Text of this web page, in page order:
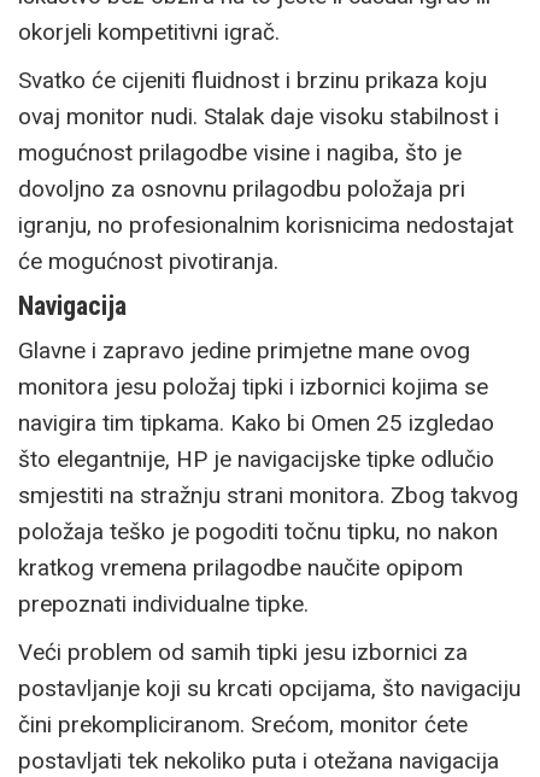
okorjeli kompetitivni igrač.
Svatko će cijeniti fluidnost i brzinu prikaza koju
ovaj monitor nudi. Stalak daje visoku stabilnost i
mogućnost prilagodbe visine i nagiba, što je
dovoljno za osnovnu prilagodbu položaja pri
igranju, no profesionalnim korisnicima nedostajat
će mogućnost pivotiranja.
Navigacija
Glavne i zapravo jedine primjetne mane ovog
monitora jesu položaj tipki i izbornici kojima se
navigira tim tipkama. Kako bi Omen 25 izgledao
što elegantnije, HP je navigacijske tipke odlučio
smjestiti na stražnju strani monitora. Zbog takvog
položaja teško je pogoditi točnu tipku, no nakon
kratkog vremena prilagodbe naučite opipom
prepoznati individualne tipke.
Veći problem od samih tipki jesu izbornici za
postavljanje koji su krcati opcijama, što navigaciju
čini prekompliciranom. Srećom, monitor ćete
postavljati tek nekoliko puta i otežana navigacija